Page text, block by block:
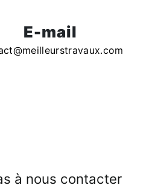
E-mail
à nous contacter